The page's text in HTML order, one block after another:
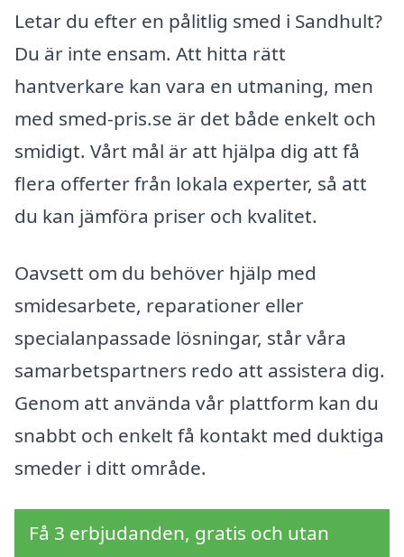
Letar du efter en pålitlig smed i Sandhult?
Du är inte ensam. Att hitta rätt
hantverkare kan vara en utmaning, men
med smed-pris.se är det både enkelt och
smidigt. Vårt mål är att hjälpa dig att få
flera offerter från lokala experter, så att
du kan jämföra priser och kvalitet.
Oavsett om du behöver hjälp med
smidesarbete, reparationer eller
specialanpassade lösningar, står våra
samarbetspartners redo att assistera dig.
Genom att använda vår plattform kan du
snabbt och enkelt få kontakt med duktiga
smeder i ditt område.
Få 3 erbjudanden, gratis och utan